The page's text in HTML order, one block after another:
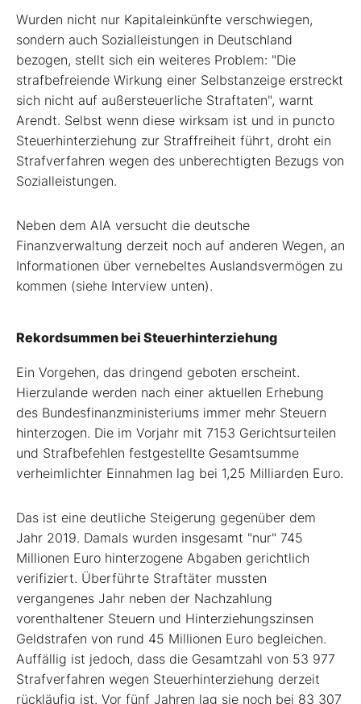
Wurden nicht nur Kapitaleinkünfte verschwiegen,
sondern auch Sozialleistungen in Deutschland
bezogen, stellt sich ein weiteres Problem: "Die
strafbefreiende Wirkung einer Selbstanzeige erstreckt
sich nicht auf außersteuerliche Straftaten", warnt
Arendt. Selbst wenn diese wirksam ist und in puncto
Steuerhinterziehung zur Straffreiheit führt, droht ein
Strafverfahren wegen des unberechtigten Bezugs von
Sozialleistungen.
Neben dem AIA versucht die deutsche
Finanzverwaltung derzeit noch auf anderen Wegen, an
Informationen über vernebeltes Auslandsvermögen zu
kommen (siehe Interview unten).
Rekordsummen bei Steuerhinterziehung
Ein Vorgehen, das dringend geboten erscheint.
Hierzulande werden nach einer aktuellen Erhebung
des Bundesfinanzministeriums immer mehr Steuern
hinterzogen. Die im Vorjahr mit 7153 Gerichtsurteilen
und Strafbefehlen festgestellte Gesamtsumme
verheimlichter Einnahmen lag bei 1,25 Milliarden Euro.
Das ist eine deutliche Steigerung gegenüber dem
Jahr 2019. Damals wurden insgesamt "nur" 745
Millionen Euro hinterzogene Abgaben gerichtlich
verifiziert. Überführte Straftäter mussten
vergangenes Jahr neben der Nachzahlung
vorenthaltener Steuern und Hinterziehungszinsen
Geldstrafen von rund 45 Millionen Euro begleichen.
Auffällig ist jedoch, dass die Gesamtzahl von 53 977
Strafverfahren wegen Steuerhinterziehung derzeit
rückläufig ist. Vor fünf Jahren lag sie noch bei 83 307